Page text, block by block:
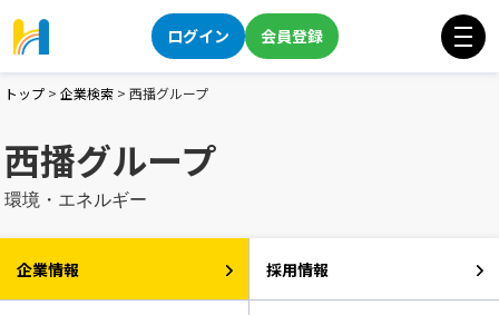
ログイン 会員登録
トップ > 企業検索 > 西播グループ
西播グループ
環境・エネルギー
企業情報 採用情報